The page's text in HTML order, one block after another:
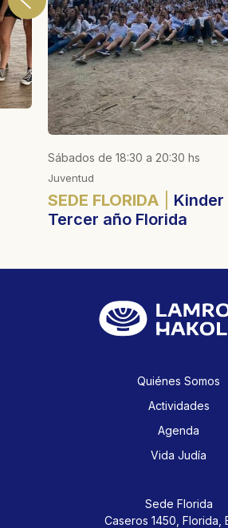
Sábados de 18:30 a 20:30 hs
Juventud
SEDE FLORIDA
Kinder
Tercer año Florida
Quiénes Somos
Actividades
Agenda
Vida Judía
Sede Florida
Caseros 1450, Florida,